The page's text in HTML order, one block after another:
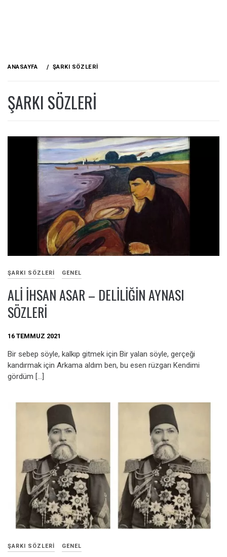
ANASAYFA ŞARKI SÖZLERI
ŞARKI SÖZLERI
ŞARKI SÖZLERI GENEL
ALI İHSAN ASAR – DELILIĞIN AYNASI
SÖZLERI
16 TEMMUZ 2021
Bir sebep söyle, kalkıp gitmek için Bir yalan söyle, gerçeği
kandırmak için Arkama aldım ben, bu esen rüzgarı Kendimi
gördüm […]
ŞARKI SÖZLERI GENEL